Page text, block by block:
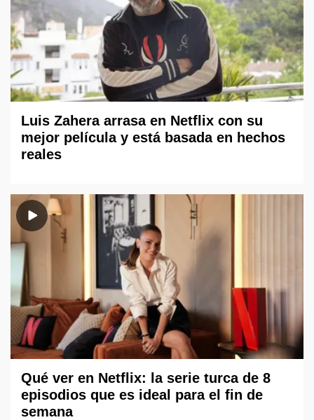
Luis Zahera arrasa en Netflix con su
mejor película y está basada en hechos
reales
Qué ver en Netflix: la serie turca de 8
episodios que es ideal para el fin de
semana